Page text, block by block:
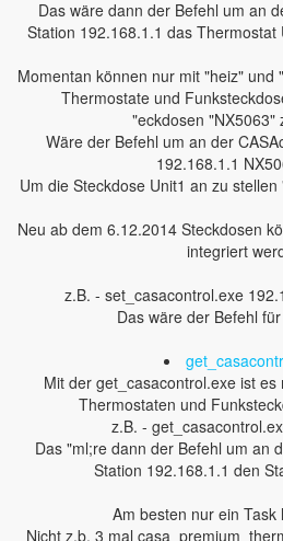
Das wäre dann der Befehl um an
Station 192.168.1.1 das
Momentan können nur mit "heiz" und
Thermostate und
"eckdosen "NX5063"
Wäre der Befehl um an der
192.168.1.1
Um die Steckdose Unit1 an zu
Neu ab dem 6.12.2014 Steckdosen
integriert
z.B. - set_casacontrol.exe
Das wäre der Befehl
Mit der get_casacontrol.exe ist
Thermostaten und
z.B. -
Das "ml;re dann der Befehl um an
Station 192.168.1.1 den
Am besten nur ein Task
Nicht z.b. 3 mal